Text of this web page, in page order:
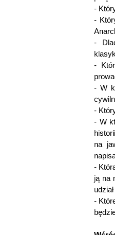
-
-
-
-
- W
-
- W
na
-
ją na
-